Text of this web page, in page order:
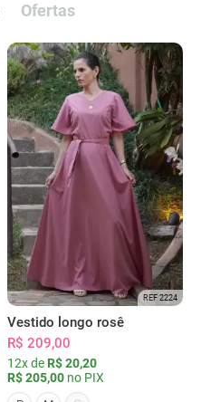
Ofertas
REF 2224
Vestido longo rosê
R$ 209,00
12x de R$ 20,20
R$ 205,00 no PIX